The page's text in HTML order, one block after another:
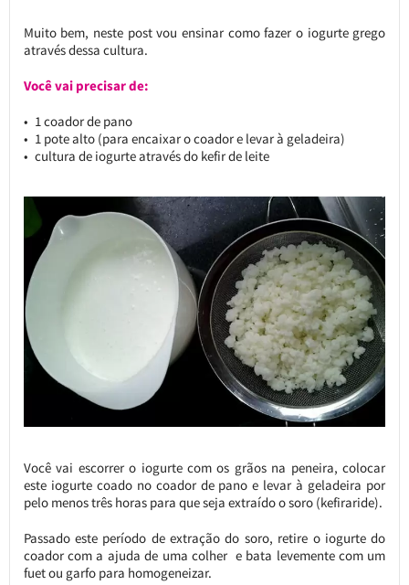
Muito bem, neste post vou ensinar como fazer o iogurte grego
através dessa cultura.
Você vai precisar de:
1 coador de pano
1 pote alto (para encaixar o coador e levar à geladeira)
cultura de iogurte através do kefir de leite
Você vai escorrer o iogurte com os grãos na peneira, colocar
este iogurte coado no coador de pano e levar à geladeira por
pelo menos três horas para que seja extraído o soro (kefiraride).
Passado este período de extração do soro, retire o iogurte do
coador com a ajuda de uma colher e bata levemente com um
fuet ou garfo para homogeneizar.